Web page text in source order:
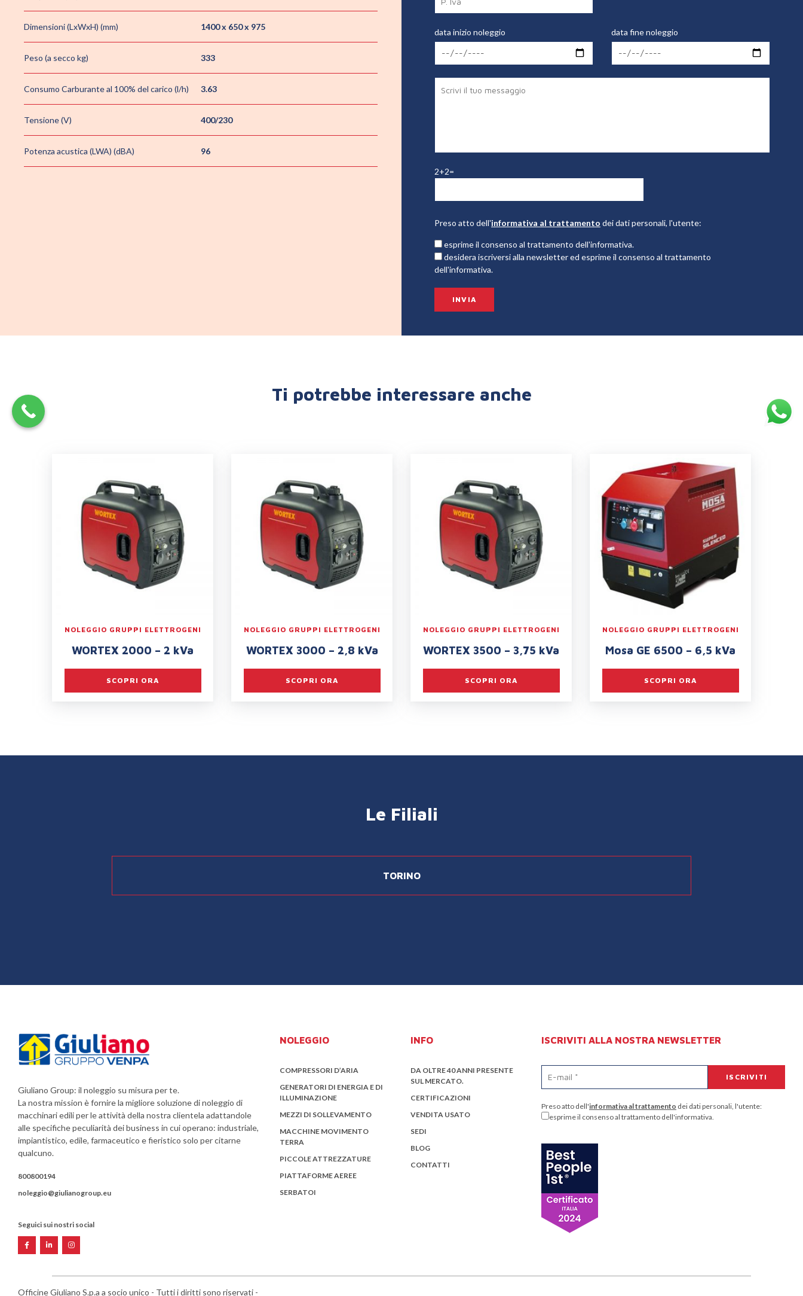
Dimensioni (LxWxH) (mm) 1400 x 650 x 975
Peso (a secco kg) 333
Consumo Carburante al 100% del carico (l/h) 3.63
Tensione (V) 400/230
Potenza acustica (LWA) (dBA) 96
data inizio noleggio data fine noleggio
2+2=
Preso atto dell'informativa al trattamento dei dati personali, l'utente:
esprime il consenso al trattamento dell'informativa.
desidera iscriversi alla newsletter ed esprime il consenso al trattamento
dell'informativa.
Ti potrebbe interessare anche
NOLEGGIO GRUPPI ELETTROGENI
WORTEX 2000 – 2 kVa
SCOPRI ORA
NOLEGGIO GRUPPI ELETTROGENI
WORTEX 3000 – 2,8 kVa
SCOPRI ORA
NOLEGGIO GRUPPI ELETTROGENI
WORTEX 3500 – 3,75 kVa
SCOPRI ORA
NOLEGGIO GRUPPI ELETTROGENI
Mosa GE 6500 – 6,5 kVa
SCOPRI ORA
Le Filiali
TORINO
Giuliano Group: il noleggio su misura per te.
La nostra mission è fornire la migliore soluzione di noleggio di
macchinari edili per le attività della nostra clientela adattandole
alle specifiche peculiarità dei business in cui operano: industriale,
impiantistico, edile, farmaceutico e fieristico solo per citarne
qualcuno.
800800194
noleggio@giulianogroup.eu
Seguici sui nostri social
NOLEGGIO
COMPRESSORI D’ARIA
GENERATORI DI ENERGIA E DI
ILLUMINAZIONE
MEZZI DI SOLLEVAMENTO
MACCHINE MOVIMENTO
TERRA
PICCOLE ATTREZZATURE
PIATTAFORME AEREE
SERBATOI
INFO
DA OLTRE 40 ANNI PRESENTE
SUL MERCATO.
CERTIFICAZIONI
VENDITA USATO
SEDI
BLOG
CONTATTI
ISCRIVITI ALLA NOSTRA NEWSLETTER
Preso atto dell'informativa al trattamento dei dati personali, l'utente:
esprime il consenso al trattamento dell'informativa.
Officine Giuliano S.p.a a socio unico - Tutti i diritti sono riservati -